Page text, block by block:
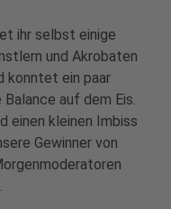
ihr selbst einige
und Akrobaten
konntet ein paar
auf dem Eis.
einen kleinen Imbiss
Gewinner von